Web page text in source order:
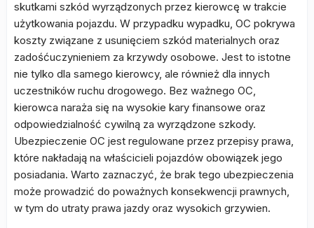
skutkami szkód wyrządzonych przez kierowcę w trakcie
użytkowania pojazdu. W przypadku wypadku, OC pokrywa
koszty związane z usunięciem szkód materialnych oraz
zadośćuczynieniem za krzywdy osobowe. Jest to istotne
nie tylko dla samego kierowcy, ale również dla innych
uczestników ruchu drogowego. Bez ważnego OC,
kierowca naraża się na wysokie kary finansowe oraz
odpowiedzialność cywilną za wyrządzone szkody.
Ubezpieczenie OC jest regulowane przez przepisy prawa,
które nakładają na właścicieli pojazdów obowiązek jego
posiadania. Warto zaznaczyć, że brak tego ubezpieczenia
może prowadzić do poważnych konsekwencji prawnych,
w tym do utraty prawa jazdy oraz wysokich grzywien.